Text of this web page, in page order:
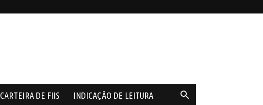
CARTEIRA DE FIIS INDICAÇÃO DE LEITURA